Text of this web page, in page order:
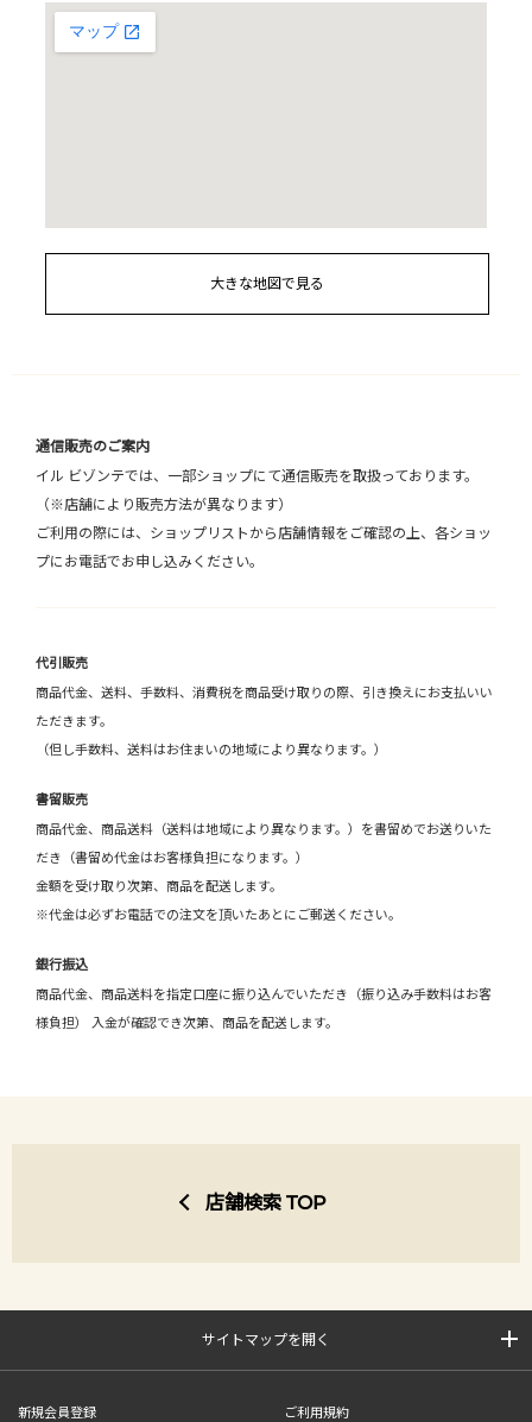
大きな地図で見る
通信販売のご案内
イル ビゾンテでは、一部ショップにて通信販売を取扱っております。
（※店舗により販売方法が異なります）
ご利用の際には、ショップリストから店舗情報をご確認の上、各ショッ
プにお電話でお申し込みください。
代引販売
商品代金、送料、手数料、消費税を商品受け取りの際、引き換えにお支払いい
ただきます。
（但し手数料、送料はお住まいの地域により異なります。）
書留販売
商品代金、商品送料（送料は地域により異なります。）を書留めでお送りいた
だき（書留め代金はお客様負担になります。）
金額を受け取り次第、商品を配送します。
※代金は必ずお電話での注文を頂いたあとにご郵送ください。
銀行振込
商品代金、商品送料を指定口座に振り込んでいただき（振り込み手数料はお客
様負担） 入金が確認でき次第、商品を配送します。
店舗検索 TOP
サイトマップを開く
新規会員登録 ご利用規約